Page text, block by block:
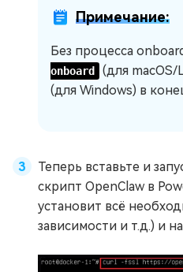
Примечание:
Без процесса
onboard
(для macOS/
(для Windows) в
Теперь вставьте и
скрипт OpenClaw в
установит всё
зависимости и т.д.) и